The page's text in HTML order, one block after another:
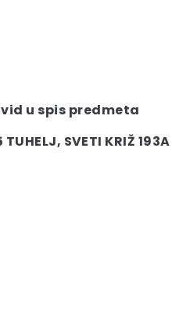
u spis predmeta
SVETI KRIŽ 193A